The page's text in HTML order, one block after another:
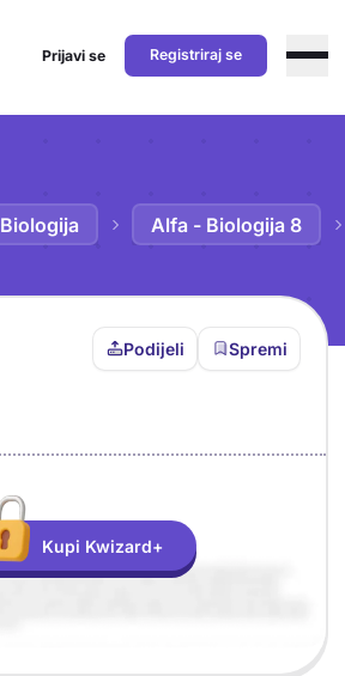
Prijavi se Registriraj se
Biologija Alfa - Biologija 8
Podijeli Spremi
Kupi Kwizard+